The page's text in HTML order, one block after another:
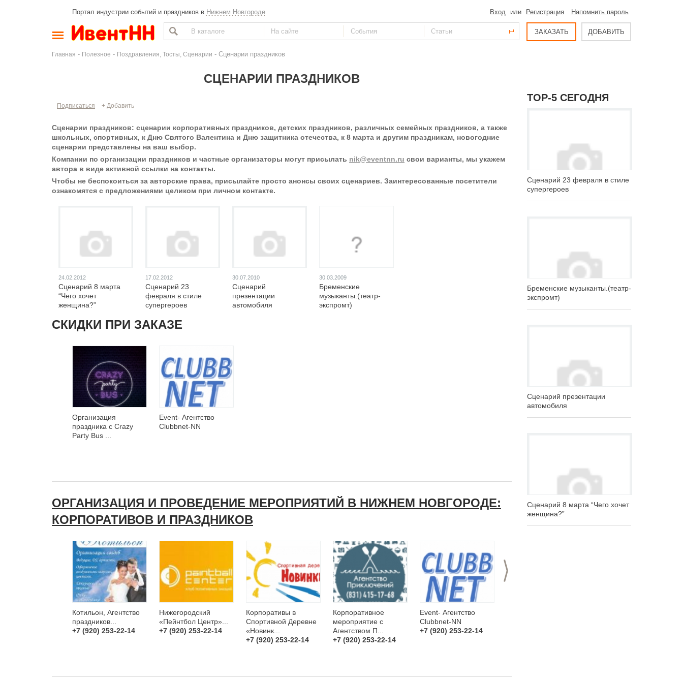
Портал индустрии событий и праздников в Нижнем Новгороде Вход или Регистрация Напомнить пароль
ЗАКАЗАТЬ ДОБАВИТЬ
Главная - Полезное - Поздравления, Тосты, Сценарии - Сценарии праздников
СЦЕНАРИИ ПРАЗДНИКОВ
Подписаться + Добавить
Сценарии праздников: сценарии корпоративных праздников, детских праздников, различных семейных праздников, а также
школьных, спортивных, к Дню Святого Валентина и Дню защитника отечества, к 8 марта и другим праздникам, новогодние
сценарии представлены на ваш выбор.
Компании по организации праздников и частные организаторы могут присылать nik@eventnn.ru свои варианты, мы укажем
автора в виде активной ссылки на контакты.
Чтобы не беспокоиться за авторские права, присылайте просто анонсы своих сценариев. Заинтересованные посетители
ознакомятся с предложениями целиком при личном контакте.
24.02.2012
Сценарий 8 марта
“Чего хочет
женщина?”
17.02.2012
Сценарий 23
февраля в стиле
супергероев
30.07.2010
Сценарий
презентации
автомобиля
30.03.2009
Бременские
музыканты.(театр-
экспромт)
СКИДКИ ПРИ ЗАКАЗЕ
Организация
праздника с Crazy
Party Bus ...
Event- Агентство
Clubbnet-NN
ОРГАНИЗАЦИЯ И ПРОВЕДЕНИЕ МЕРОПРИЯТИЙ В НИЖНЕМ НОВГОРОДЕ:
КОРПОРАТИВОВ И ПРАЗДНИКОВ
>
Котильон, Агентство
праздников...
+7 (920) 253-22-14
Нижегородский
«Пейнтбол Центр»...
+7 (920) 253-22-14
Корпоративы в
Спортивной Деревне
«Новинк...
+7 (920) 253-22-14
Корпоративное
мероприятие с
Агентством П...
+7 (920) 253-22-14
Event- Агентство
Clubbnet-NN
+7 (920) 253-22-14
ТОР-5 СЕГОДНЯ
Сценарий 23 февраля в стиле
супергероев
Бременские музыканты.(театр-
экспромт)
Сценарий презентации
автомобиля
Сценарий 8 марта “Чего хочет
женщина?”